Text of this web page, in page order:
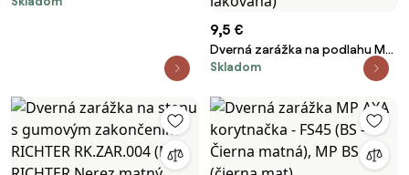
9,5 €
Dverná zarážka na podlahu MP
- FT Korytnačka (OLV - Mosadz
(mosadz leštená a lakovaná)
Skladom